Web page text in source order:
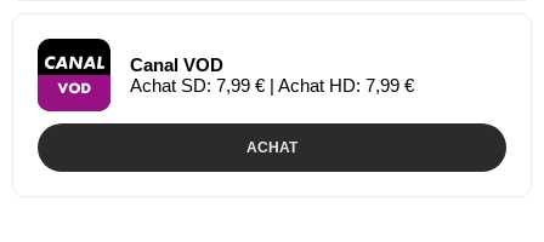
Canal VOD
Achat SD: 7,99 € | Achat HD: 7,99 €
ACHAT